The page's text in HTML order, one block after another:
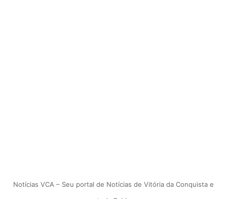
Notícias VCA – Seu portal de Notícias de Vitória da Conquista e